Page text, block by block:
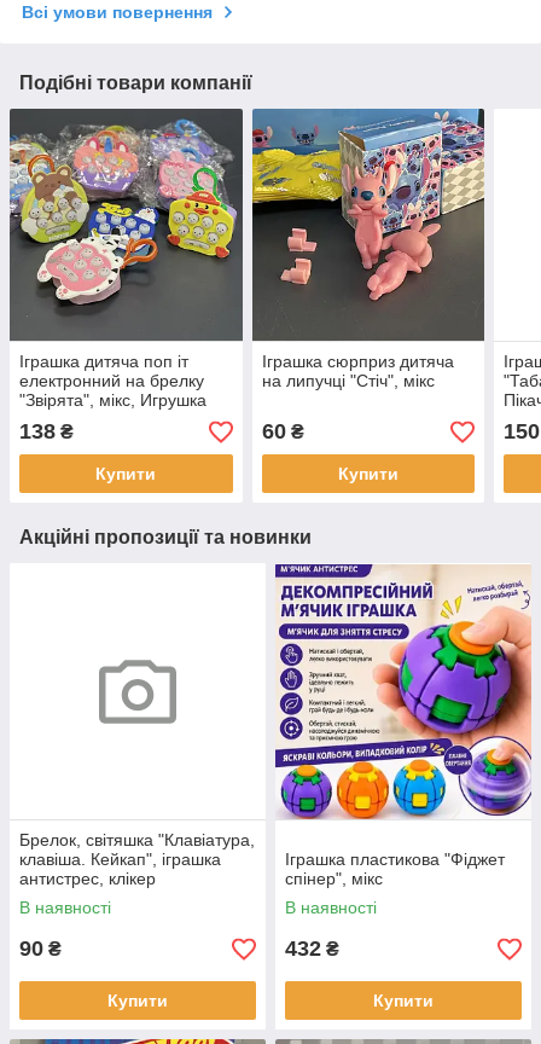
Всі умови повернення
Подібні товари компанії
Іграшка дитяча поп іт
електронний на брелку
"Звірята", мікс, Игрушка
"Поп ит"
138 ₴
Купити
Іграшка сюрприз дитяча
на липучці "Стіч", мікс
60₴
Купити
150
Акційні пропозиції та новинки
Брелок, світяшка "Клавіатура,
клавіша. Кейкап", іграшка
антистрес, клікер
В наявності
90 ₴
Купити
Іграшка пластикова "Фіджет
спінер", мікс
В наявності
432 ₴
Купити